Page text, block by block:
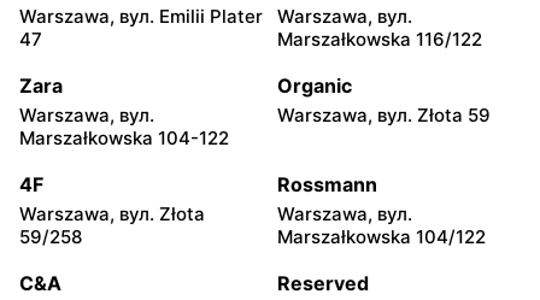
TEDi
Struga 73
TEDi
TEDi
Kaczorowskiego 4
TEDi
TEDi
вул. Dzieci Polskich 26
TEDi
Piłsudskiego 39
Warszawa, вул. Emilii Plater
47
Warszawa, вул.
Marszałkowska 116/122
Zara
Warszawa, вул.
Marszałkowska 104-122
Organic
Warszawa, вул. Złota 59
4F
Warszawa, вул. Złota
59/258
Rossmann
Warszawa, вул.
Marszałkowska 104/122
C&A Reserved